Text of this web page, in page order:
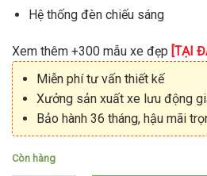
Hệ thống đèn chiếu sáng
Xem thêm +300 mẫu xe đẹp [TẠI
Miễn phí tư vấn thiết kế
Xưởng sản xuất xe lưu động
Bảo hành 36 tháng, hậu mãi
Còn hàng